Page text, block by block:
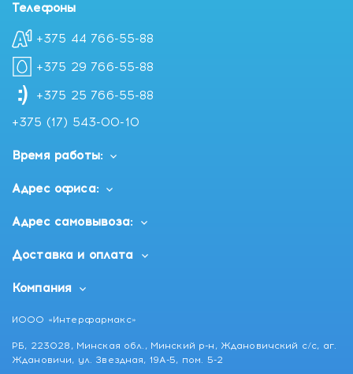
Телефоны
+375 44 766-55-88
+375 29 766-55-88
+375 25 766-55-88
+375 (17) 543-00-10
Время работы:
Адрес офиса:
Адрес самовывоза:
Доставка и оплата
Компания
ИООО «Интерфармакс»
РБ, 223028, Минская обл., Минский р-н, Ждановичский с/с, аг.
Ждановичи, ул. Звездная, 19А-5, пом. 5-2